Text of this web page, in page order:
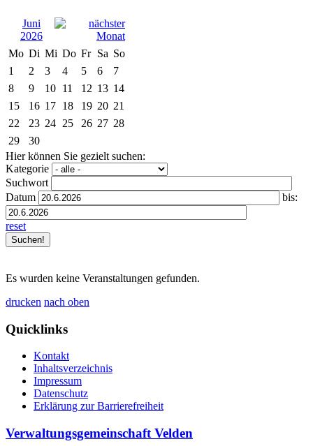
Juni
2026
Mo Di Mi Do Fr Sa So
1
2 3 4 5 6
7
8
9 10 11 12 13 14
15
16 17 18 19 20 21
22
23 24 25 26 27 28
29
30
Hier können Sie gezielt suchen:
Kategorie
Suchwort
Datum
bis:
reset
Es wurden keine Veranstaltungen gefunden.
drucken nach oben
Quicklinks
Kontakt
Inhaltsverzeichnis
Impressum
Datenschutz
Erklärung zur Barrierefreiheit
Verwaltungsgemeinschaft Velden